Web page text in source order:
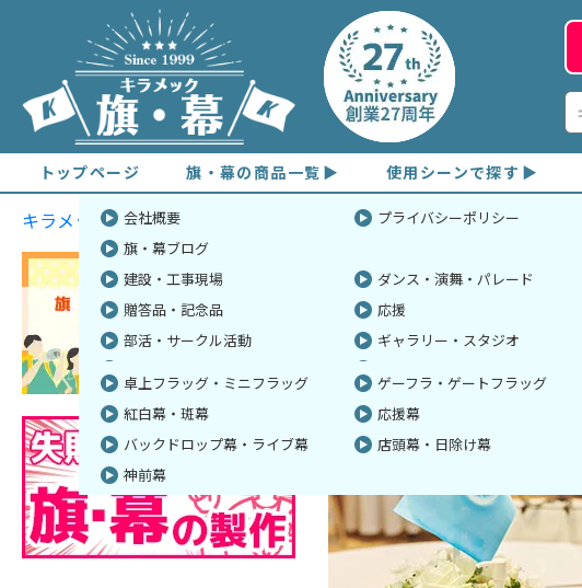
トップページ 旗・幕の商品一覧
旗・幕の種類
社旗・会社の旗
のぼり旗
ミニのぼり
校旗・学校旗
会旗・長流旗
手旗
応援手旗
卓上フラッグ・ミニフラッグ
ゲーフラ・ゲートフラッグ
紅白幕・斑幕
応援幕
バックドロップ幕・ライブ幕
店頭幕・日除け幕
神前幕
使用シーンで探す
展示会・説明会・セミナー 住宅展示場
商店街・ショッピングモール
建設・工事現場
ダンス・演舞・パレード
贈答品・記念品
応援
部活・サークル活動
ギャラリー・スタジオ
自治体・民間団体 ハウスメーカー
テーマパーク・遊園地
見積もりから納品までの流れ 送料・支払い・返品交換について
生地について
失敗しない旗・幕の製作 モニターと印刷の色が違う
会社概要 プライバシーポリシー
旗・幕ブログ
キラメックのオリジナル旗（フラッグ）・幕 TOPへ旗・幕の種類